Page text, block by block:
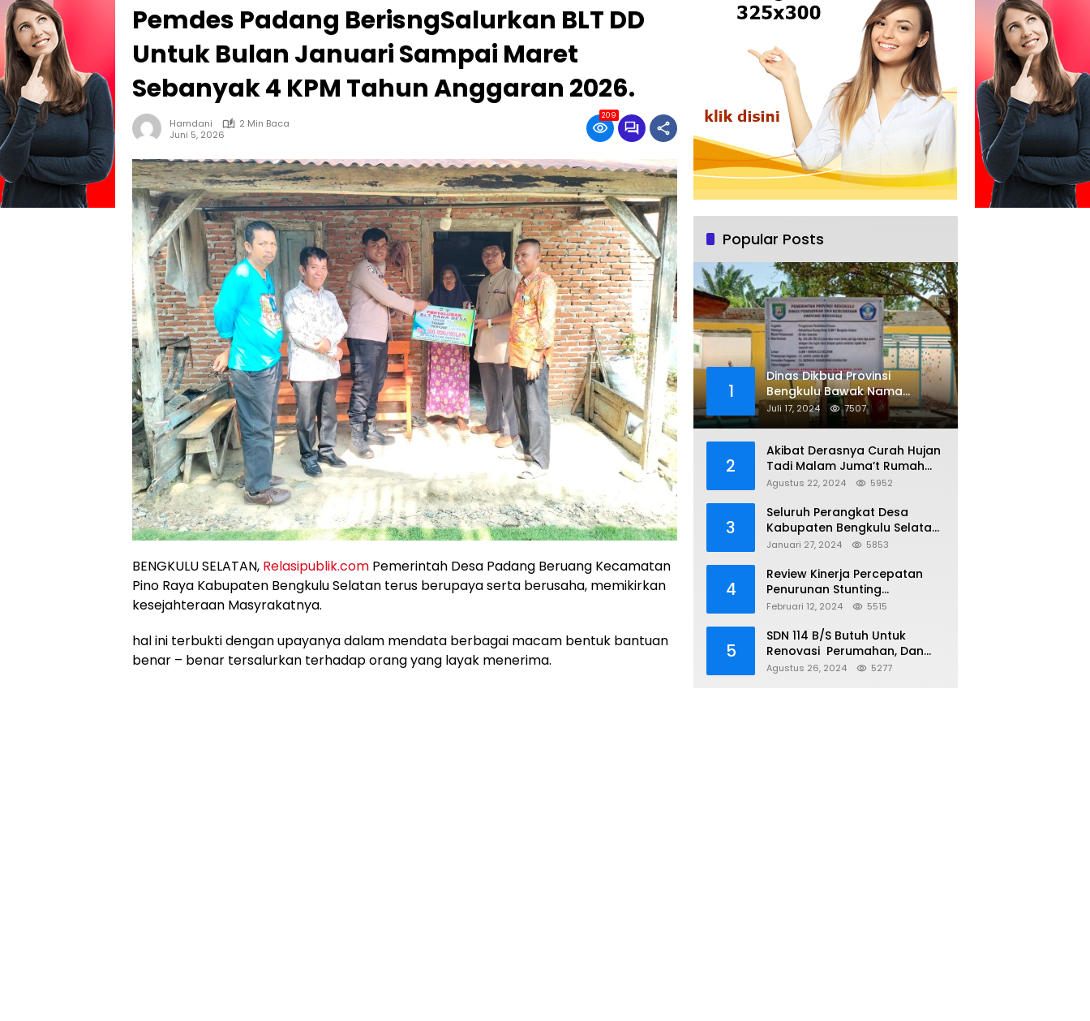
Pemdes Padang BerisngSalurkan BLT DD
Untuk Bulan Januari Sampai Maret
Sebanyak 4 KPM Tahun Anggaran 2026.
Hamdani
2 Min Baca
Juni 5, 2026
209
BENGKULU SELATAN, Relasipublik.com Pemerintah Desa Padang Beruang Kecamatan
Pino Raya Kabupaten Bengkulu Selatan terus berupaya serta berusaha, memikirkan
kesejahteraan Masyrakatnya.
hal ini terbukti dengan upayanya dalam mendata berbagai macam bentuk bantuan
benar – benar tersalurkan terhadap orang yang layak menerima.
Popular Posts
1
Dinas Dikbud Provinsi
Bengkulu Bawak Nama
Lembaga Kejaksaan Di Obral
Di Papan Nama Proyek, Ada
Juli 17, 2024 7507
2
Akibat Derasnya Curah Hujan
Tadi Malam Juma’t Rumah
Warga Tenggelam Mencapai
Agustus 22, 2024 5952
3
Seluruh Perangkat Desa
Kabupaten Bengkulu Selatan
Telah Terima NIPD
Januari 27, 2024 5853
4
Review Kinerja Percepatan
Penurunan Stunting
Kabupaten Bengkulu Selatan
Februari 12, 2024 5515
5
SDN 114 B/S Butuh Untuk
Renovasi Perumahan, Dan
Sumur, Yang Sudah Tidak
Agustus 26, 2024 5277